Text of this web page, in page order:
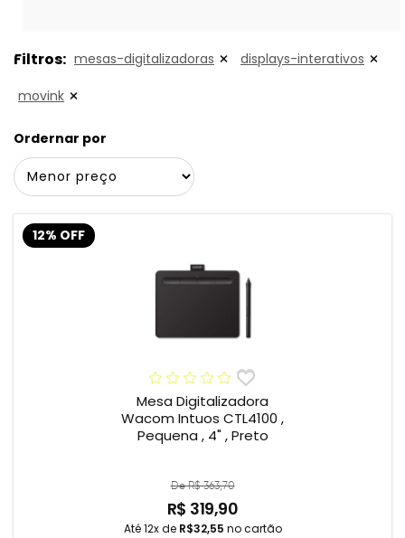
Filtros: mesas-digitalizadoras displays-interativos
movink
Ordernar por
12% OFF
Mesa Digitalizadora
Wacom Intuos CTL4100 ,
Pequena , 4" , Preto
De R$ 363,70
R$ 319,90
Até 12x de R$32,55 no cartão